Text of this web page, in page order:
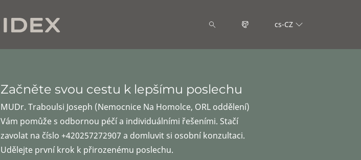
cs-CZ
Začněte svou cestu k lepšímu poslechu
MUDr. Traboulsi Joseph (Nemocnice Na Homolce, ORL oddělení)
Vám pomůže s odbornou péčí a individuálními řešeními. Stačí
zavolat na číslo +420257272907 a domluvit si osobní konzultaci.
Udělejte první krok k přirozenému poslechu.